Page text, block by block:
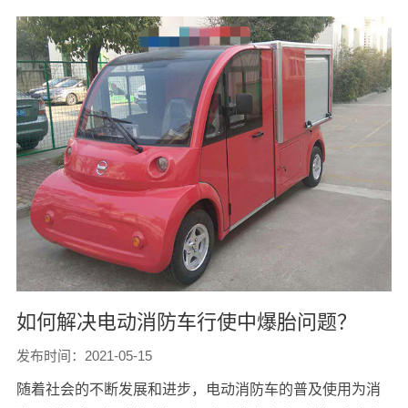
如何解决电动消防车行使中爆胎问题？
发布时间：2021-05-15
随着社会的不断发展和进步，电动消防车的普及使用为消